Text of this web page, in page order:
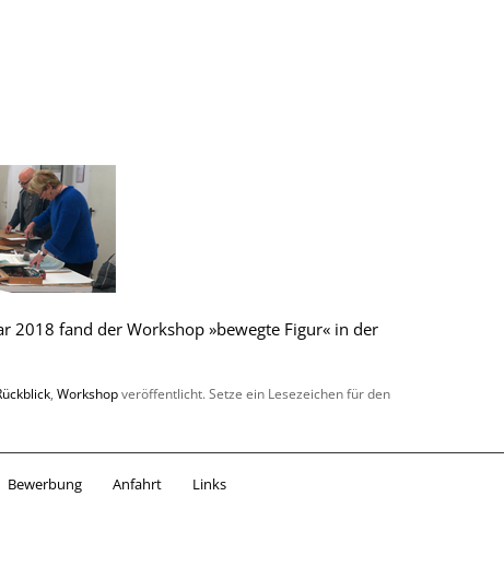
2018 fand der Workshop »bewegte Figur« in der
, Workshopveröffentlicht. Setze ein Lesezeichen für den
Bewerbung Anfahrt Links